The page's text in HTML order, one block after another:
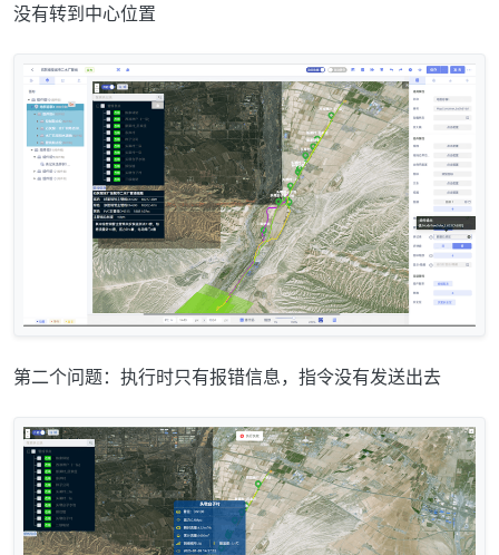
没有转到中心位置
第二个问题：执行时只有报错信息，指令没有发送出去